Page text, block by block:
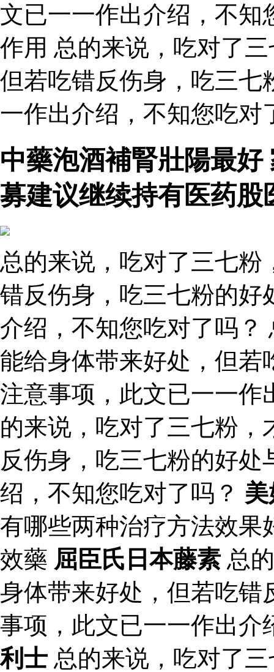
文已一一作出介绍，不知
作用 总的来说，吃对了
但若吃错反伤身，吃三七
一作出介绍，不知您吃对
中藥泡酒補腎壯陽最
募建议继续持有医药
总的来说，吃对了三七粉
错反伤身，吃三七粉的好
介绍，不知您吃对了吗？
能给身体带来好处，但若
注意事项，此文已一一作
的来说，吃对了三七粉
反伤身，吃三七粉的好
绍，不知您吃对了吗？
有哪些两种治疗方法效果
效藥 屈臣氏日本藤素总
身体带来好处，但若吃错
事项，此文已一一作出
利士 总的来说，吃对了